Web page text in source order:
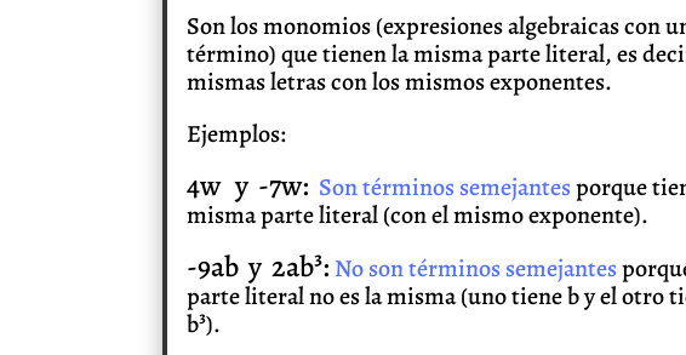
Son los monomios (expresiones algebraicas con
término) que tienen la misma parte literal, es
mismas letras con los mismos exponentes.
Ejemplos:
4w y -7w: Son términos semejantesporque
misma parte literal (con el mismo exponente).
-9ab y 2ab³: No son términos semejantes
parte literal no es la misma (uno tiene b y el otro
b³).